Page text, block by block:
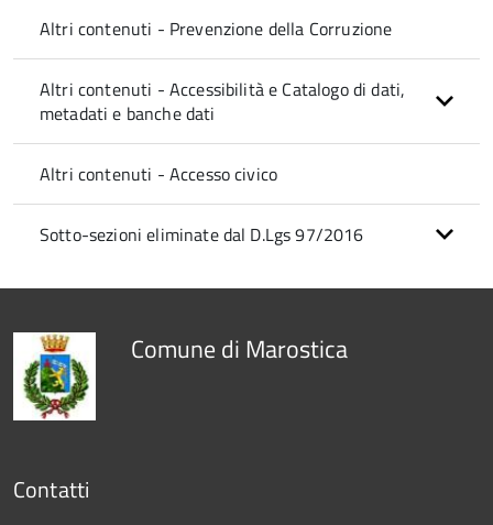
Altri contenuti - Prevenzione della Corruzione
Altri contenuti - Accessibilità e Catalogo di dati,
metadati e banche dati
Altri contenuti - Accesso civico
Sotto-sezioni eliminate dal D.Lgs 97/2016
Comune di Marostica
Contatti